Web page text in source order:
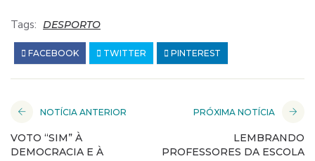
Tags: DESPORTO
FACEBOOK TWITTER PINTEREST
NOTÍCIA ANTERIOR
VOTO “SIM” À
DEMOCRACIA E À
PRÓXIMA NOTÍCIA
LEMBRANDO
PROFESSORES DA ESCOLA